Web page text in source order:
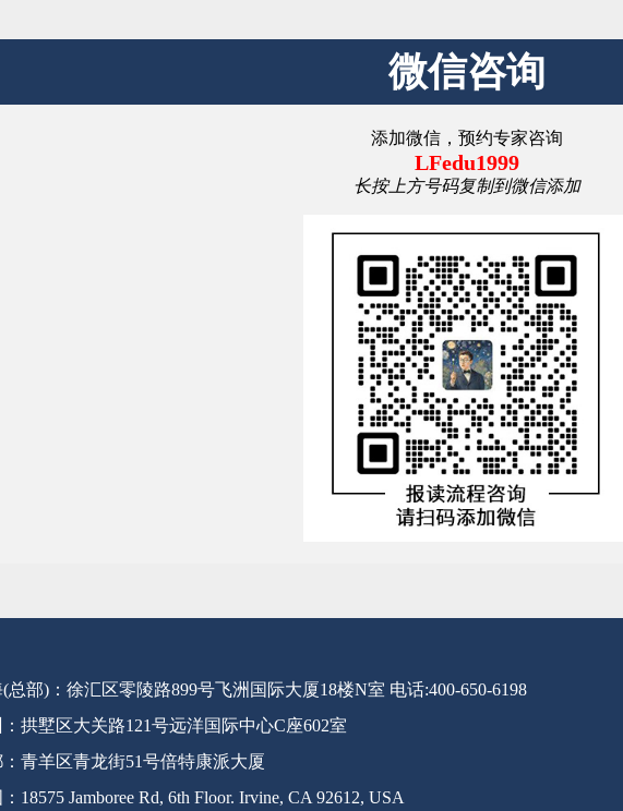
微信咨询
添加微信，预约专家咨询
LFedu1999
长按上方号码复制到微信添加
(总部)：徐汇区零陵路899号飞洲国际大厦18楼N室 电话:400-650-6198
拱墅区大关路121号远洋国际中心C座602室
：青羊区青龙街51号倍特康派大厦
18575 Jamboree Rd, 6th Floor. Irvine, CA 92612, USA